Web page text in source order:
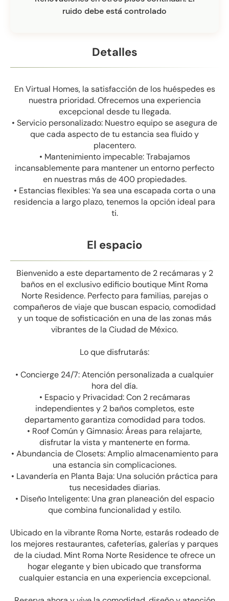
Detalles
En Virtual Homes, la satisfacción de los huéspedes es
nuestra prioridad. Ofrecemos una experiencia
excepcional desde tu llegada.
• Servicio personalizado: Nuestro equipo se asegura de
que cada aspecto de tu estancia sea fluido y
placentero.
• Mantenimiento impecable: Trabajamos
incansablemente para mantener un entorno perfecto
en nuestras más de 400 propiedades.
• Estancias flexibles: Ya sea una escapada corta o una
residencia a largo plazo, tenemos la opción ideal para
ti.
El espacio
Bienvenido a este departamento de 2 recámaras y 2
baños en el exclusivo edificio boutique Mint Roma
Norte Residence. Perfecto para familias, parejas o
compañeros de viaje que buscan espacio, comodidad
y un toque de sofisticación en una de las zonas más
vibrantes de la Ciudad de México.
Lo que disfrutarás:
• Concierge 24/7: Atención personalizada a cualquier
hora del día.
• Espacio y Privacidad: Con 2 recámaras
independientes y 2 baños completos, este
departamento garantiza comodidad para todos.
• Roof Común y Gimnasio: Áreas para relajarte,
disfrutar la vista y mantenerte en forma.
• Abundancia de Closets: Amplio almacenamiento para
una estancia sin complicaciones.
• Lavandería en Planta Baja: Una solución práctica para
tus necesidades diarias.
• Diseño Inteligente: Una gran planeación del espacio
que combina funcionalidad y estilo.
Ubicado en la vibrante Roma Norte, estarás rodeado de
los mejores restaurantes, cafeterías, galerías y parques
de la ciudad. Mint Roma Norte Residence te ofrece un
hogar elegante y bien ubicado que transforma
cualquier estancia en una experiencia excepcional.
ruido debe está controlado